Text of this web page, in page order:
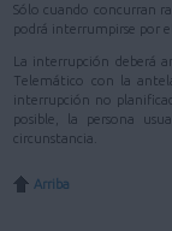
Sólo cuando concurran
podrá interrumpirse por
La interrupción deberá
Telemático con la
interrupción no
posible, la persona
circunstancia.
Arriba